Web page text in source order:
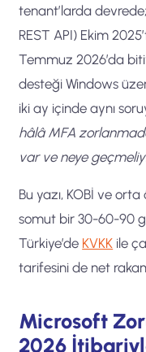
tenant’larda
REST API) Ekim
Temmuz 2026’da
desteği Windows
iki ay içinde aynı
hâlâ MFA
var ve neye
Bu yazı, KOBİ ve
somut bir 30-60-90
Türkiye’de KVKK ile
tarifesini de net
Microsoft
2026